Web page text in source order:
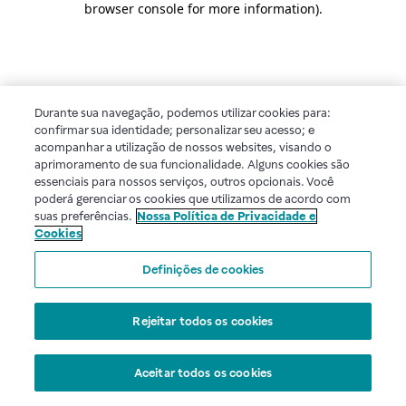
browser console for more information).
Durante sua navegação, podemos utilizar cookies para:
confirmar sua identidade; personalizar seu acesso; e
acompanhar a utilização de nossos websites, visando o
aprimoramento de sua funcionalidade. Alguns cookies são
essenciais para nossos serviços, outros opcionais. Você
poderá gerenciar os cookies que utilizamos de acordo com
suas preferências. Nossa Política de Privacidade e
Cookies
Definições de cookies
Rejeitar todos os cookies
Aceitar todos os cookies